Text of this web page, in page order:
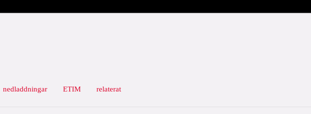
nedladdningar ETIM relaterat